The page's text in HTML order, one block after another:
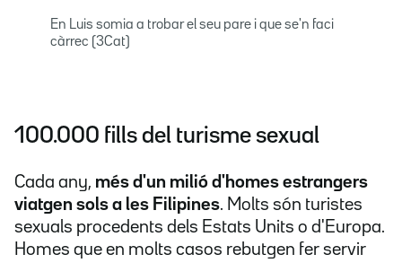
En Luis somia a trobar el seu pare i que se'n faci
càrrec (3Cat)
100.000 fills del turisme sexual
Cada any, més d'un milió d'homes estrangers
viatgen sols a les Filipines. Molts són turistes
sexuals procedents dels Estats Units o d'Europa.
Homes que en molts casos rebutgen fer servir